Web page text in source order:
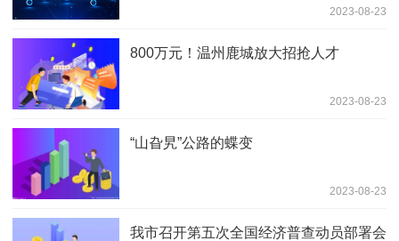
2023-08-23
800万元！温州鹿城放大招抢人才
2023-08-23
“山旮旯”公路的蝶变
2023-08-23
我市召开第五次全国经济普查动员部署会